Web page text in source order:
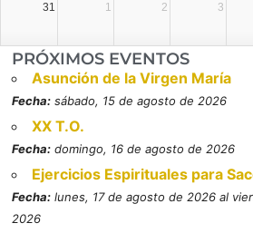
31 1 2 3
PRÓXIMOS EVENTOS
Asunción de la Virgen María
Fecha: sábado, 15 de agosto de 2026
XX T.O.
Fecha: domingo, 16 de agosto de 2026
Ejercicios Espirituales para
Fecha: lunes, 17 de agosto de 2026 al
2026